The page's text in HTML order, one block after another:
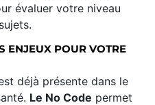
évaluer votre niveau
ENJEUX POUR VOTRE
déjà présente dans le
Le No Code permet